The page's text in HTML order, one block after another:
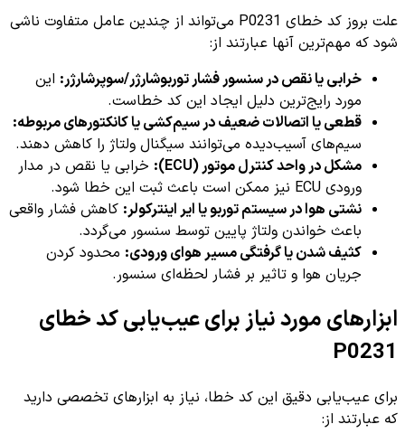
علت بروز کد خطای P0231 می‌تواند از چندین عامل متفاوت ناشی
شود که مهم‌ترین آنها عبارتند از:
خرابی یا نقص در سنسور فشار توربوشارژر/سوپرشارژر: این
مورد رایج‌ترین دلیل ایجاد این کد خطاست.
قطعی یا اتصالات ضعیف در سیم‌کشی یا کانکتورهای مربوطه:
سیم‌های آسیب‌دیده می‌توانند سیگنال ولتاژ را کاهش دهند.
مشکل در واحد کنترل موتور (ECU):
خرابی یا نقص در مدار
ورودی ECU نیز ممکن است باعث ثبت این خطا شود.
نشتی هوا در سیستم توربو یا ایر اینترکولر: کاهش فشار واقعی
باعث خواندن ولتاژ پایین توسط سنسور می‌گردد.
کثیف شدن یا گرفتگی مسیر هوای ورودی: محدود کردن
جریان هوا و تاثیر بر فشار لحظه‌ای سنسور.
ابزارهای مورد نیاز برای عیب‌یابی کد خطای
P0231
برای عیب‌یابی دقیق این کد خطا، نیاز به ابزارهای تخصصی دارید
که عبارتند از: